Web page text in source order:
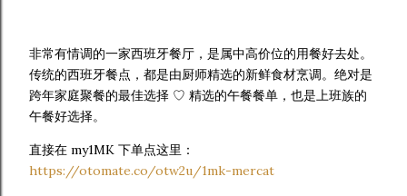
非常有情调的一家西班牙餐厅，是属中高价位的用餐好去处。
传统的西班牙餐点，都是由厨师精选的新鲜食材烹调。绝对是
跨年家庭聚餐的最佳选择 ♡ 精选的午餐餐单，也是上班族的
午餐好选择。
直接在 my1MK 下单点这里：
https://otomate.co/otw2u/1mk-mercat